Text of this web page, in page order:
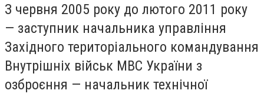
З червня 2005 року до лютого 2011 року
— заступник начальника управління
Західного територіального командування
Внутрішніх військ МВС України з
озброєння — начальник технічної